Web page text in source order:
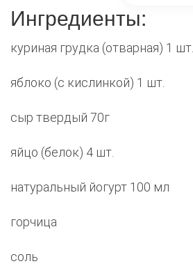
Ингредиенты:
куриная грудка (отварная) 1 шт.
яблоко (с кислинкой) 1 шт.
сыр твердый 70г
яйцо (белок) 4 шт.
натуральный йогурт 100 мл
горчица
соль